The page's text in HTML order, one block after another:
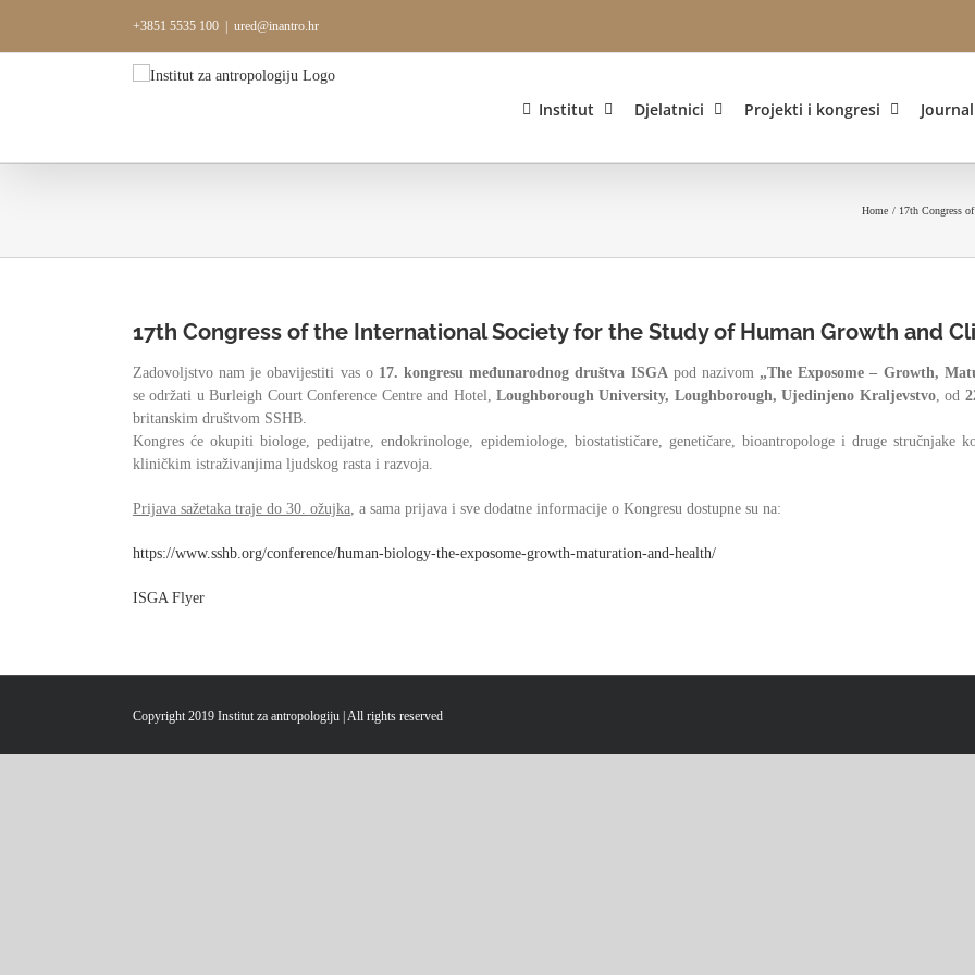
content
+3851 5535 100 ured@inantro.hr
Institut Djelatnici Projekti i kongresi
Home 17th Congress
17th Congress of the International Society for the Study of Human Growth and
Zadovoljstvo nam je obavijestiti vas o 17. kongresu međunarodnog društva ISGA pod nazivom „The Exposome – Growth,
se održati u Burleigh Court Conference Centre and Hotel, Loughborough University, Loughborough, Ujedinjeno Kraljevstvo, od
britanskim društvom SSHB.
Kongres će okupiti biologe, pedijatre, endokrinologe, epidemiologe, biostatističare, genetičare, bioantropologe i druge
kliničkim istraživanjima ljudskog rasta i razvoja.
Prijava sažetaka traje do 30. ožujka, a sama prijava i sve dodatne informacije o Kongresu dostupne su na:
https://www.sshb.org/conference/human-biology-the-exposome-growth-maturation-and-health/
ISGA Flyer
Copyright 2019 Institut za antropologiju | All rights reserved